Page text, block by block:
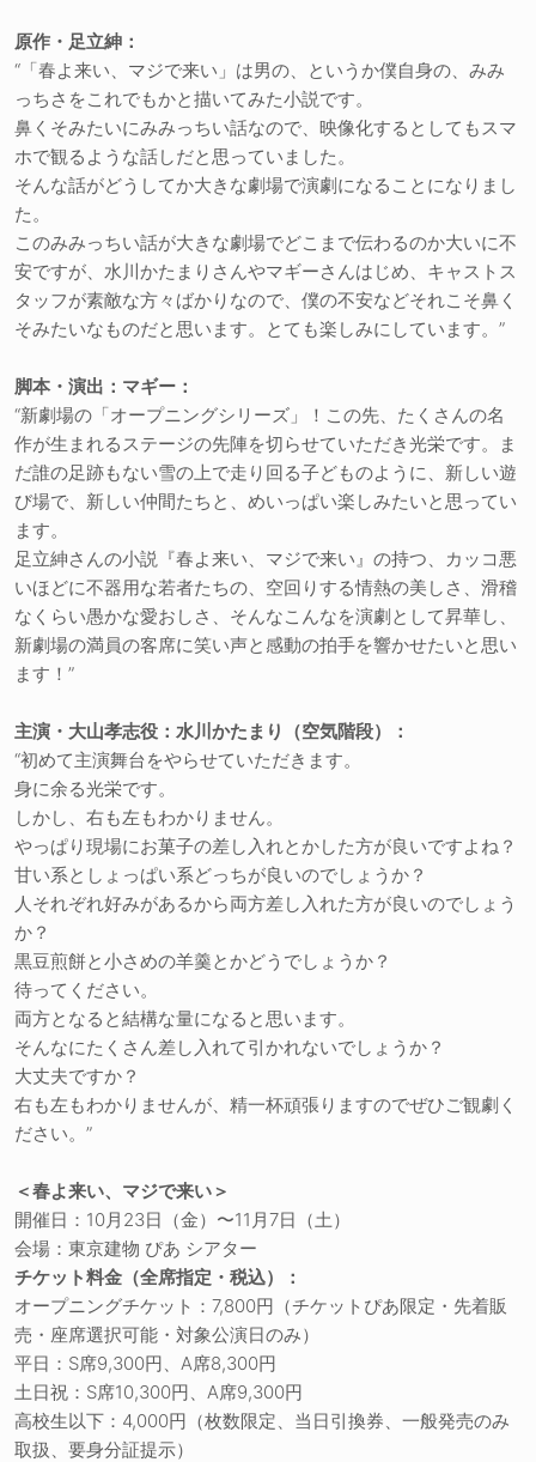
原作・足立紳：
“「春よ来い、マジで来い」は男の、というか僕自身の、みみ
っちさをこれでもかと描いてみた小説です。
鼻くそみたいにみみっちい話なので、映像化するとしてもスマ
ホで観るような話しだと思っていました。
そんな話がどうしてか大きな劇場で演劇になることになりまし
た。
このみみっちい話が大きな劇場でどこまで伝わるのか大いに不
安ですが、水川かたまりさんやマギーさんはじめ、キャストス
タッフが素敵な方々ばかりなので、僕の不安などそれこそ鼻く
そみたいなものだと思います。とても楽しみにしています。”
脚本・演出：マギー：
“新劇場の「オープニングシリーズ」！この先、たくさんの名
作が生まれるステージの先陣を切らせていただき光栄です。ま
だ誰の足跡もない雪の上で走り回る子どものように、新しい遊
び場で、新しい仲間たちと、めいっぱい楽しみたいと思ってい
ます。
足立紳さんの小説『春よ来い、マジで来い』の持つ、カッコ悪
いほどに不器用な若者たちの、空回りする情熱の美しさ、滑稽
なくらい愚かな愛おしさ、そんなこんなを演劇として昇華し、
新劇場の満員の客席に笑い声と感動の拍手を響かせたいと思い
ます！”
主演・大山孝志役：水川かたまり（空気階段）：
“初めて主演舞台をやらせていただきます。
身に余る光栄です。
しかし、右も左もわかりません。
やっぱり現場にお菓子の差し入れとかした方が良いですよね？
甘い系としょっぱい系どっちが良いのでしょうか？
人それぞれ好みがあるから両方差し入れた方が良いのでしょう
か？
黒豆煎餅と小さめの羊羹とかどうでしょうか？
待ってください。
両方となると結構な量になると思います。
そんなにたくさん差し入れて引かれないでしょうか？
大丈夫ですか？
右も左もわかりませんが、精一杯頑張りますのでぜひご観劇く
ださい。”
＜春よ来い、マジで来い＞
開催日：10月23日（金）〜11月7日（土）
会場：東京建物 ぴあ シアター
チケット料金（全席指定・税込）：
オープニングチケット：7,800円（チケットぴあ限定・先着販
売・座席選択可能・対象公演日のみ）
平日：S席9,300円、A席8,300円
土日祝：S席10,300円、A席9,300円
高校生以下：4,000円（枚数限定、当日引換券、一般発売のみ
取扱、要身分証提示）